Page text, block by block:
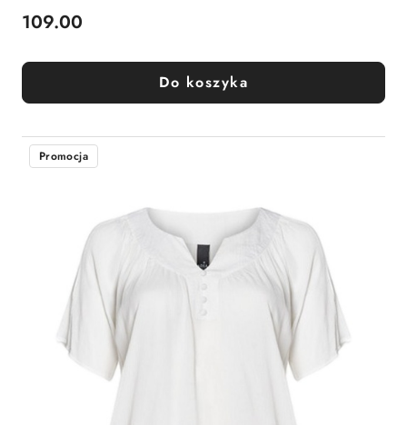
Cena:
109.00
Do koszyka
Promocja